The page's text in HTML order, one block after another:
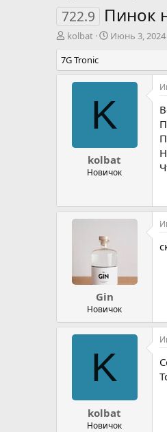
722.9 Пинок
А
т
о
kolbat
Д
а
н
ч
а
а
Июнь 3, 2024
7G Tronic
K
kolbat
Новичок
Gin
Новичок
K
kolbat
Новичок